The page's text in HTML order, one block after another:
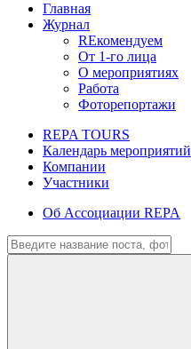
Главная
Журнал
REкомендуем
От 1-го лица
О мероприятиях
Работа
Фоторепортажи
REPA TOURS
Календарь мероприятий
Компании
Участники
Об Ассоциации REPA